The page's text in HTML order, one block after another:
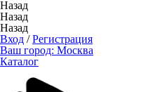
Назад
Назад
Назад
Вход /Регистрация
Ваш город: Москва
Каталог